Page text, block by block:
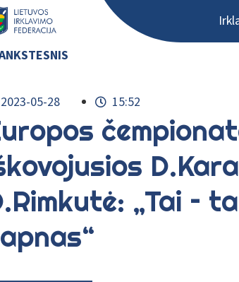
2023-05-28 15:52
„Tai –